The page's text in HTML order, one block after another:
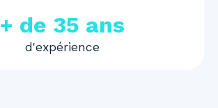
+ de 35 ans
d'expérience